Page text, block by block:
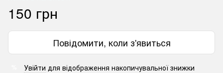
150 грн
Повідомити, коли з'явиться
Увійти для відображення накопичувальної знижки